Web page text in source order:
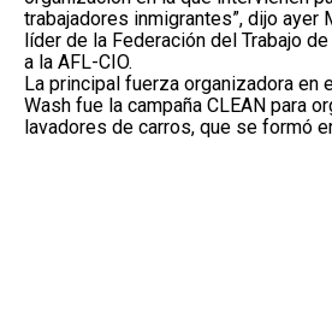
trabajadores inmigrantes”, dijo ayer
líder de la Federación del Trabajo
a la AFL-CIO.
La principal fuerza organizadora en
Wash fue la campaña CLEAN para
lavadores de carros, que se formó